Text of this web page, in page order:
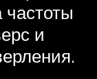
частоты
и